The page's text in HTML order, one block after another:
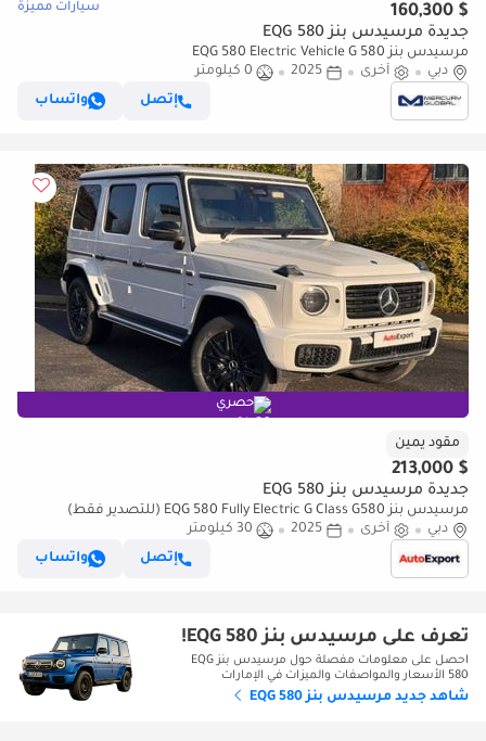
$ 160,300 سيارات مميزة
جديدة مرسيدس بنز EQG 580
مرسيدس بنز EQG 580 Electric Vehicle G 580
دبي
أخرى 2025
0 كيلومتر
إتصل
واتساب
حصري
مقود يمين
$ 213,000
جديدة مرسيدس بنز EQG 580
مرسيدس بنز EQG 580 Fully Electric G Class G580 (للتصدير فقط)
دبي
أخرى 2025
30 كيلومتر
إتصل
واتساب
تعرف على مرسيدس بنز EQG 580!
احصل على معلومات مفصلة حول مرسيدس بنز EQG
580 الأسعار والمواصفات والميزات في الإمارات
شاهد جديد مرسيدس بنز EQG 580